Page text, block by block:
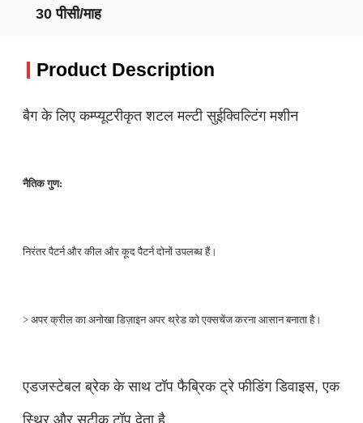
30 पीसी/माह
Product Description
बैग के लिए कम्प्यूटरीकृत शटल मल्टी सुईक्विल्टिंग मशीन
नैतिक गुण:
निरंतर पैटर्न और कील और कूद पैटर्न दोनों उपलब्ध हैं।
> अपर क्रील का अनोखा डिज़ाइन अपर थ्रेड को एक्सचेंज करना आसान बनाता है।
एडजस्टेबल ब्रेक के साथ टॉप फैब्रिक ट्रे फीडिंग डिवाइस, एक